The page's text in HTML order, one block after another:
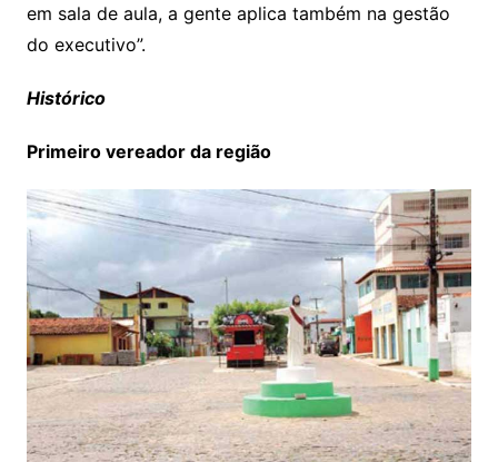
em sala de aula, a gente aplica também na gestão
do executivo”.
Histórico
Primeiro vereador da região